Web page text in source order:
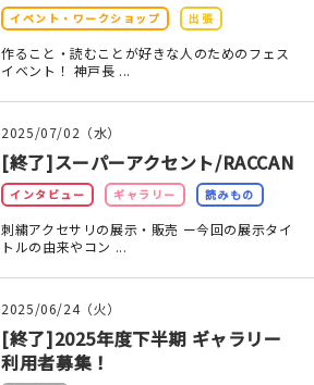
イベント・ワークショップ 出張
作ること・読むことが好きな人のためのフェス
イベント！ 神戸長 ...
2025/07/02（水）
[終了]スーパーアクセント/RACCAN
インタビュー ギャラリー 読みもの
刺繍アクセサリの展示・販売 ー今回の展示タイ
トルの由来やコン ...
2025/06/24（火）
[終了]2025年度下半期 ギャラリー
利用者募集！